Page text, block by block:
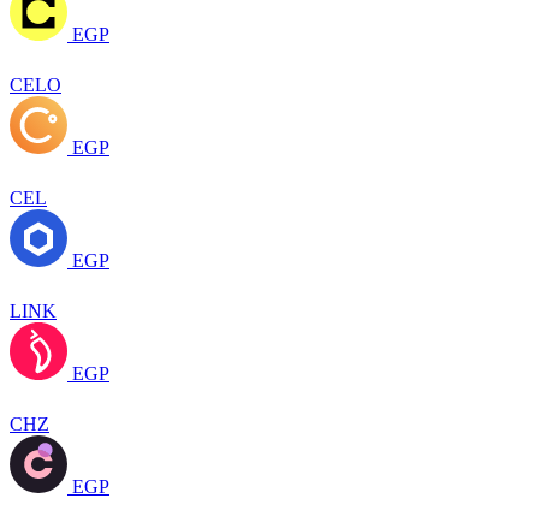
EGP
CELO
EGP
CEL
EGP
LINK
EGP
CHZ
EGP